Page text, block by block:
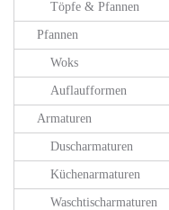
Töpfe & Pfannen
Pfannen
Woks
Auflaufformen
Armaturen
Duscharmaturen
Küchenarmaturen
Waschtischarmaturen